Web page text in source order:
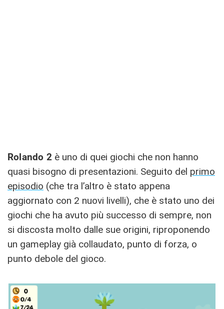
Rolando 2è uno di quei giochi che non hanno
quasi bisogno di presentazioni. Seguito del primo
episodio (che tra l’altro è stato appena
aggiornato con 2 nuovi livelli), che è stato uno dei
giochi che ha avuto più successo di sempre, non
si discosta molto dalle sue origini, riproponendo
un gameplay già collaudato, punto di forza, o
punto debole del gioco.